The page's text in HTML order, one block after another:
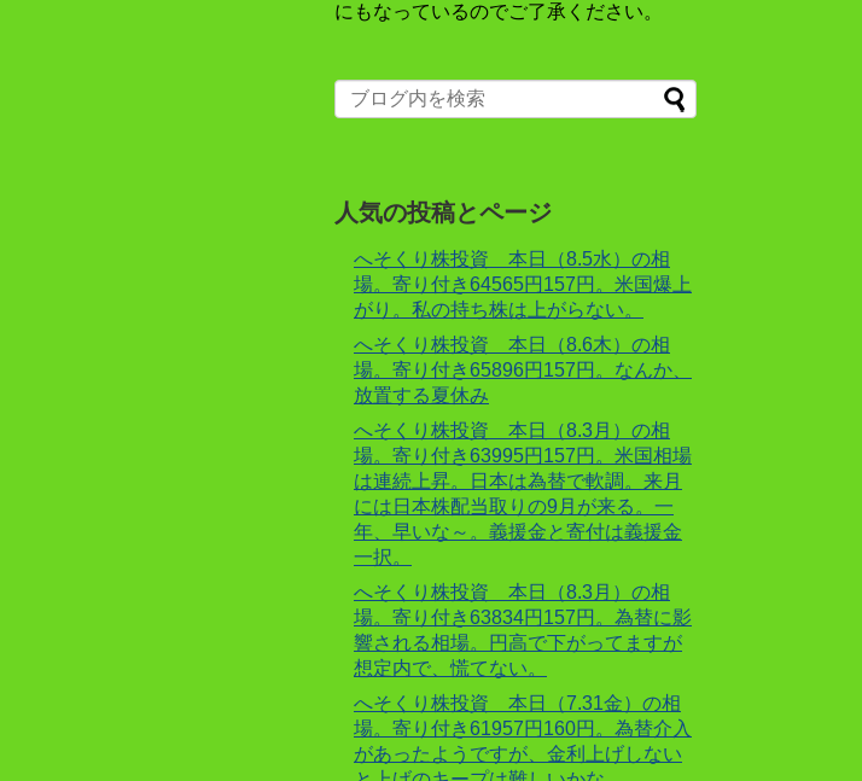
にもなっているのでご了承ください。
人気の投稿とページ
へそくり株投資 本日（8.5水）の相
場。寄り付き64565円157円。米国爆上
がり。私の持ち株は上がらない。
へそくり株投資 本日（8.6木）の相
場。寄り付き65896円157円。なんか、
放置する夏休み
へそくり株投資 本日（8.3月）の相
場。寄り付き63995円157円。米国相場
は連続上昇。日本は為替で軟調。来月
には日本株配当取りの9月が来る。一
年、早いな～。義援金と寄付は義援金
一択。
へそくり株投資 本日（8.3月）の相
場。寄り付き63834円157円。為替に影
響される相場。円高で下がってますが
想定内で、慌てない。
へそくり株投資 本日（7.31金）の相
場。寄り付き61957円160円。為替介入
があったようですが、金利上げしない